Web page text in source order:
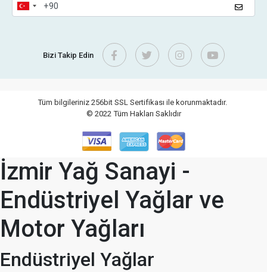
Bizi Takip Edin
Tüm bilgileriniz 256bit SSL Sertifikası ile korunmaktadır.
© 2022 Tüm Hakları Saklıdır
İzmir Yağ Sanayi -
Endüstriyel Yağlar ve
Motor Yağları
Endüstriyel Yağlar